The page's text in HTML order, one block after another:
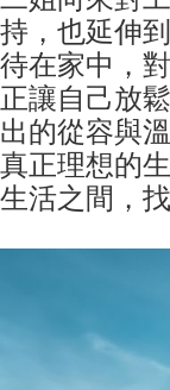
持，也延伸
待在家中，
正讓自己放
出的從容與
真正理想的
生活之間，